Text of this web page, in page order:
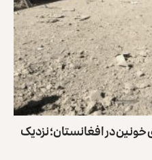
در افغانستان؛ نزدیک